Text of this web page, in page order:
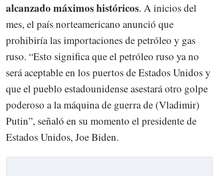
alcanzado máximos históricos. A inicios del
mes, el país norteamericano anunció que
prohibiría las importaciones de petróleo y gas
ruso. “Esto significa que el petróleo ruso ya no
será aceptable en los puertos de Estados Unidos y
que el pueblo estadounidense asestará otro golpe
poderoso a la máquina de guerra de (Vladimir)
Putin”, señaló en su momento el presidente de
Estados Unidos, Joe Biden.